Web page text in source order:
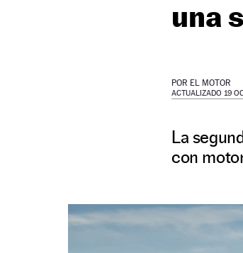
una
POR EL MOTOR
ACTUALIZADO 19
La
con